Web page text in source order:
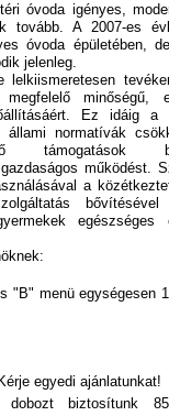
óvoda igényes,
tovább. A 2007-es
óvoda épületében,
jelenleg.
minőségű,
Ez idáig a
állami normatívák
támogatások
működést.
a
bővítésével
egészséges
"B" menü egységesen
egyedi ajánlatunkat!
dobozt biztosítunk